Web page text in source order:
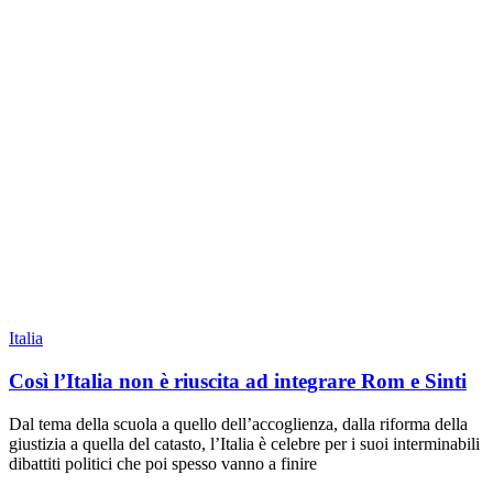
Italia
Così l’Italia non è riuscita ad integrare Rom e Sinti
Dal tema della scuola a quello dell’accoglienza, dalla riforma della
giustizia a quella del catasto, l’Italia è celebre per i suoi interminabili
dibattiti politici che poi spesso vanno a finire